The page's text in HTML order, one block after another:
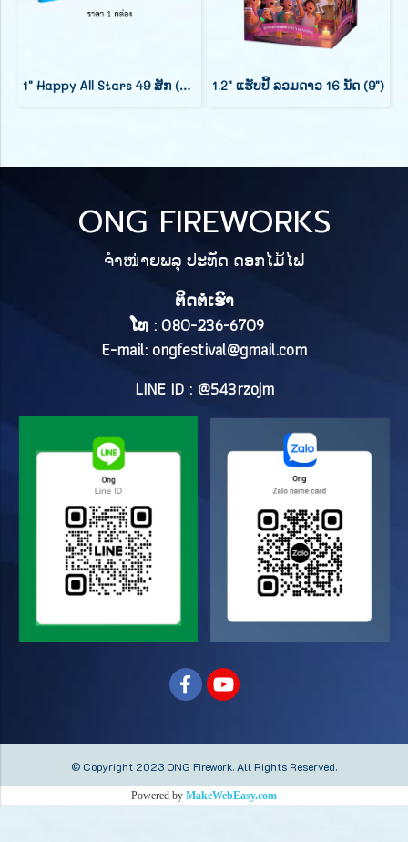
1" Happy All Stars 49 ສັກ (ສູງ 7 ນິ້ວ) 1.2" ແຮັບປີ້ ລວມດາວ 16 ນັດ (9")
ONG FIREWORKS
ຈຳໜ່າຍພລຸ ປະທັດ ດອກໄມ້ໄຟ
ຕິດຕໍ່ເຮົາ
ໂທ : 080-236-6709
E-mail: ongfestival@gmail.com
LINE ID : @543rzojm
© Copyright 2023 ONG Firework.All Rights Reserved.
Powered by MakeWebEasy.com